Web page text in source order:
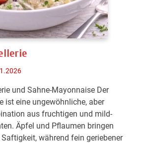
und Sahne-Mayonnaise Der
ist eine ungewöhnliche, aber
aus fruchtigen und mild-
Äpfel und Pflaumen bringen
während fein geriebener